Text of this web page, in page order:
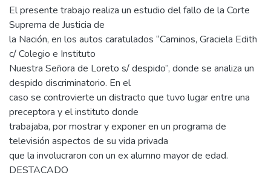
El presente trabajo realiza un estudio del fallo de la Corte
Suprema de Justicia de
la Nación, en los autos caratulados “Caminos, Graciela Edith
c/ Colegio e Instituto
Nuestra Señora de Loreto s/ despido”, donde se analiza un
despido discriminatorio. En el
caso se controvierte un distracto que tuvo lugar entre una
preceptora y el instituto donde
trabajaba, por mostrar y exponer en un programa de
televisión aspectos de su vida privada
que la involucraron con un ex alumno mayor de edad.
DESTACADO